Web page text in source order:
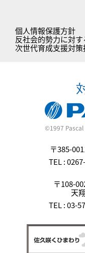
個人情報保護方針
反社会的勢力に対
次世代育成支援対
©1997
〒385-
TEL :
〒108-
天
TEL : 03-